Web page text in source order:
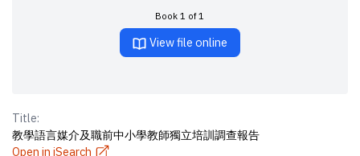
Book 1 of 1
View file online
Title:
教學語言媒介及職前中小學教師獨立培訓調查報告
Open in iSearch